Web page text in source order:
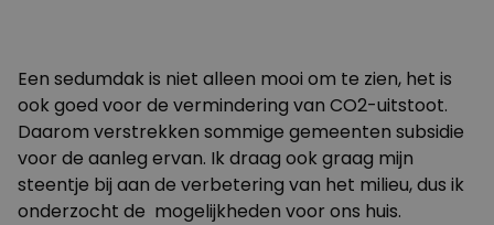
Een sedumdak is niet alleen mooi om te zien, het is
ook goed voor de vermindering van CO2-uitstoot.
Daarom verstrekken sommige gemeenten subsidie
voor de aanleg ervan. Ik draag ook graag mijn
steentje bij aan de verbetering van het milieu, dus ik
onderzocht de mogelijkheden voor ons huis.